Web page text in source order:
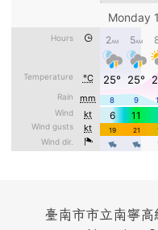
頁尾區域內容
臺南市市立南寧